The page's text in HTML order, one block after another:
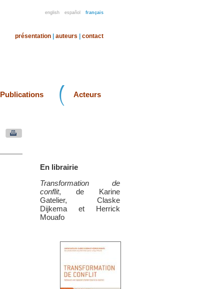
english español français
présentation auteurs contact
Publications Acteurs
En librairie
Transformation de
conflit, de Karine
Gatelier, Claske
Dijkema et Herrick
Mouafo